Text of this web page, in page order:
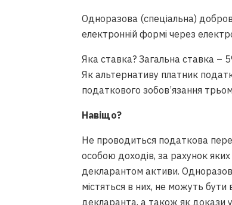
Одноразова (спеціальна)
електронній формі через
Яка ставка? Загальна ставка –
Як альтернативу платник
податкового зобов’язання
Навіщо?
Не проводиться податкова
особою доходів, за рахунок
декларантом активи.
містяться в них, не можуть бути
декларанта, а також як докази